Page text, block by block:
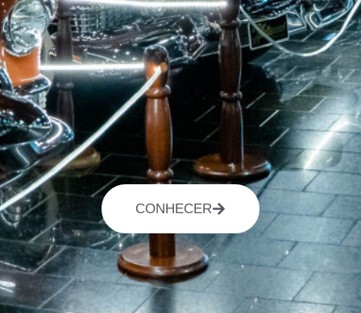
CONHECER